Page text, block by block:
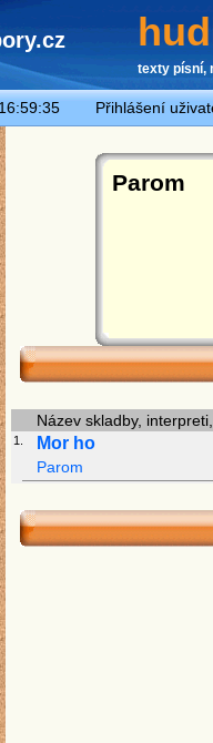
texty písní,
16:59:35 Přihlášení
Parom
Název skladby,
1. Mor ho
Parom